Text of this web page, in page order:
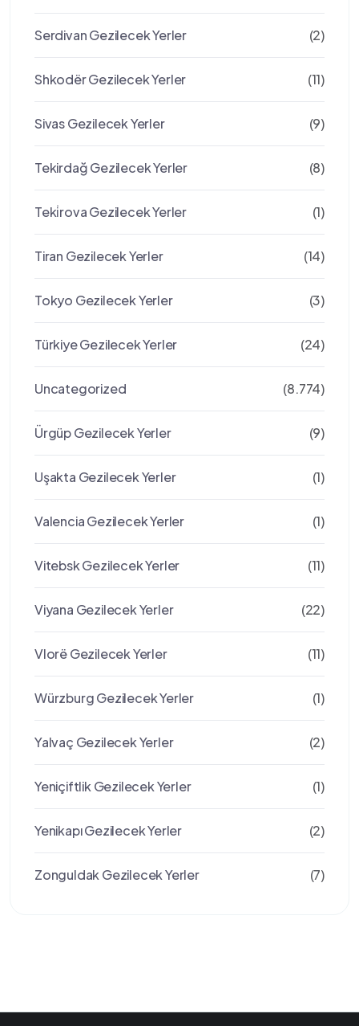
Serdivan Gezilecek Yerler (2)
Shkodër Gezilecek Yerler (11)
Sivas Gezilecek Yerler (9)
Tekirdağ Gezilecek Yerler (8)
Teki̇rova Gezilecek Yerler (1)
Tiran Gezilecek Yerler (14)
Tokyo Gezilecek Yerler (3)
Türkiye Gezilecek Yerler (24)
Uncategorized (8.774)
Ürgüp Gezilecek Yerler (9)
Uşakta Gezilecek Yerler (1)
Valencia Gezilecek Yerler (1)
Vitebsk Gezilecek Yerler (11)
Viyana Gezilecek Yerler (22)
Vlorë Gezilecek Yerler (11)
Würzburg Gezilecek Yerler (1)
Yalvaç Gezilecek Yerler (2)
Yeniçiftlik Gezilecek Yerler (1)
Yenikapı Gezilecek Yerler (2)
Zonguldak Gezilecek Yerler (7)